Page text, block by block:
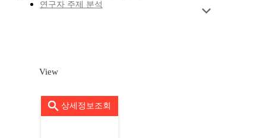
연구자 주제 분석
View
상세정보조회